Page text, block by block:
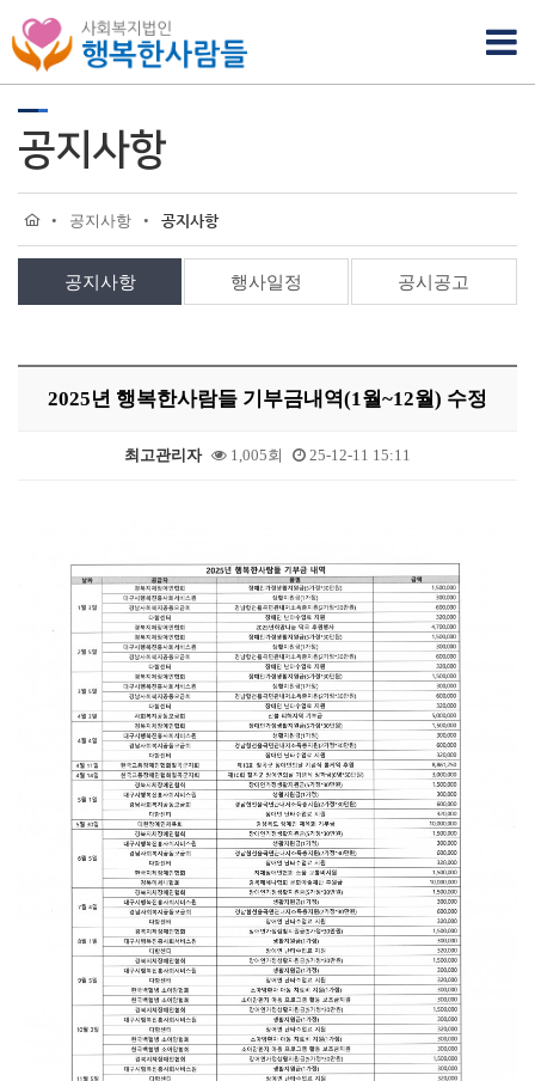
공지사항
• 공지사항 • 공지사항
공지사항 행사일정 공시공고
2025년 행복한사람들 기부금내역(1월~12월) 수정
최고관리자 1,005회 25-12-11 15:11